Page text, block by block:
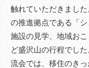
触れていただきまし
の推進拠点である「
施設の見学、地域お
ど盛沢山の行程でし
流会では、移住のき